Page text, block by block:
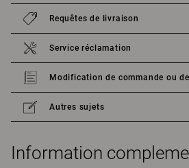
Requêtes de livraison
Service réclamation
Modification de commande ou
Autres sujets
Information